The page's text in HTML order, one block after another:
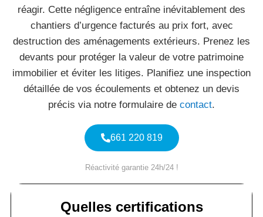
réagir. Cette négligence entraîne inévitablement des
chantiers d’urgence facturés au prix fort, avec
destruction des aménagements extérieurs. Prenez les
devants pour protéger la valeur de votre patrimoine
immobilier et éviter les litiges. Planifiez une inspection
détaillée de vos écoulements et obtenez un devis
précis via notre formulaire de contact.
661 220 819
Réactivité garantie 24h/24 !
Quelles certifications